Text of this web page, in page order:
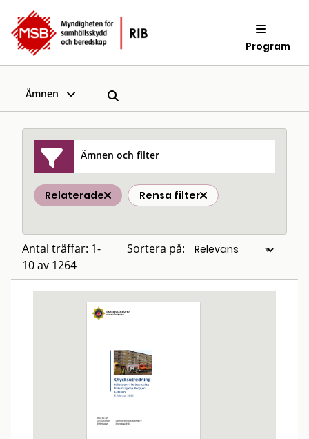
Program
Ämnen
Ämnen och filter
Relaterade Rensa filter
Antal träffar: 1-
10 av 1264
Sortera på: